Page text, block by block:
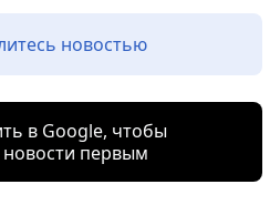
новостью
в Google, чтобы
новости первым